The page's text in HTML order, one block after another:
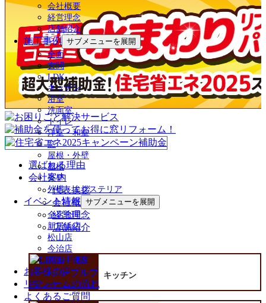
会社概要
経営理念
店舗紹介
施工事例 サブメニューを展開
全面
玄関
LDK
キッチン
浴室
洗面室
トイレ
洋室・和室
窓
屋根・外壁
屋根
外壁
外構・エクステリア
イベント情報 サブメニューを展開
全店合同
新居浜店
松山店
今治店
四国中央店
お客様の声
リフォームの流れ
よくあるご質問
選ばれる理由
会社案内
代表挨拶
会社概要
経営理念
店舗紹介
キッチン